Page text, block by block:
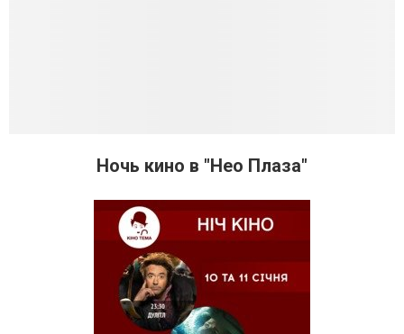
Ночь кино в "Нео Плаза"